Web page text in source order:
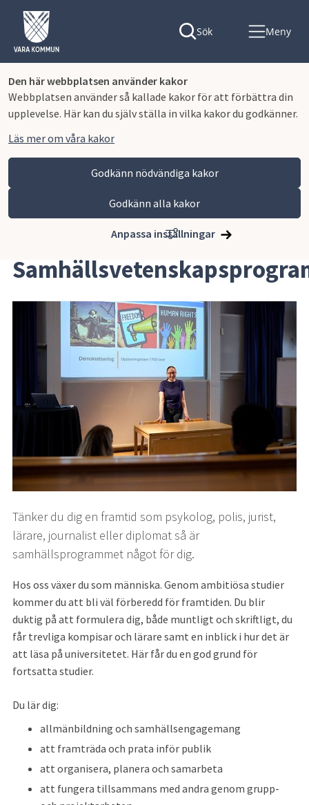
Den här webbplatsen använder kakor
Webbplatsen använder så kallade kakor för att förbättra din
upplevelse. Här kan du själv ställa in vilka kakor du godkänner.
Läs mer om våra kakor
Godkänn nödvändiga kakor
Godkänn alla kakor
Anpassa inställningar
Sök Meny
Lagmansgymnasiet
Våra program
Samhällsvetenskapsprogrammet
Tänker du dig en framtid som psykolog, polis, jurist,
lärare, journalist eller diplomat så är
samhällsprogrammet något för dig.
Hos oss växer du som människa. Genom ambitiösa studier
kommer du att bli väl förberedd för framtiden. Du blir
duktig på att formulera dig, både muntligt och skriftligt, du
får trevliga kompisar och lärare samt en inblick i hur det är
att läsa på universitetet. Här får du en god grund för
fortsatta studier.
Du lär dig:
allmänbildning och samhällsengagemang
att framträda och prata inför publik
att organisera, planera och samarbeta
att fungera tillsammans med andra genom grupp-